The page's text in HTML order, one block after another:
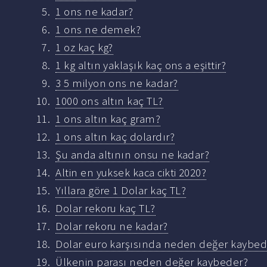
1 ons ne kadar?
1 ons ne demek?
1 oz kaç kg?
1 kg altın yaklaşık kaç ons a eşittir?
3 5 milyon ons ne kadar?
1000 ons altın kaç TL?
1 ons altın kaç gram?
1 ons altın kaç dolardır?
Şu anda altının onsu ne kadar?
Altin en yuksek kaca cikti 2020?
Yıllara göre 1 Dolar kaç TL?
Dolar rekoru kaç TL?
Dolar rekoru ne kadar?
Dolar euro karşısında neden değer
Ülkenin parası neden değer kaybeder?